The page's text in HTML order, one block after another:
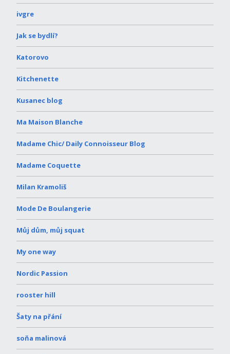
ivgre
Jak se bydlí?
Katorovo
Kitchenette
Kusanec blog
Ma Maison Blanche
Madame Chic/ Daily Connoisseur Blog
Madame Coquette
Milan Kramoliš
Mode De Boulangerie
Můj dům, můj squat
My one way
Nordic Passion
rooster hill
Šaty na přání
soňa malinová